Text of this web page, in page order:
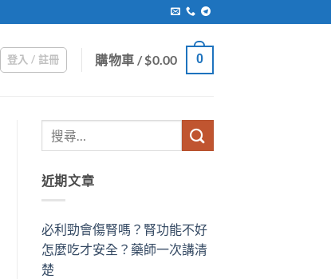
登入 / 註冊 購物車 /$0.00 0
近期文章
必利勁會傷腎嗎？腎功能不好
怎麼吃才安全？藥師一次講清
楚